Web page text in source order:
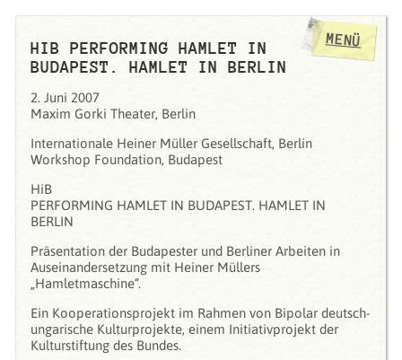
HIB PERFORMING HAMLET IN
BUDAPEST. HAMLET IN BERLIN
2. Juni 2007
Maxim Gorki Theater, Berlin
Internationale Heiner Müller Gesellschaft, Berlin
Workshop Foundation, Budapest
HiB
PERFORMING HAMLET IN BUDAPEST. HAMLET IN
BERLIN
Präsentation der Budapester und Berliner Arbeiten in
Auseinandersetzung mit Heiner Müllers
„Hamletmaschine“.
Ein Kooperationsprojekt im Rahmen von Bipolar deutsch-
ungarische Kulturprojekte, einem Initiativprojekt der
Kulturstiftung des Bundes.
MENÜ